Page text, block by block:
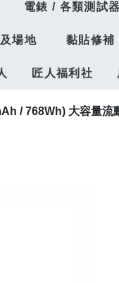
電錶 / 各類測試器
場地 黏貼修補
匠人福利社
/ 768Wh) 大容量流